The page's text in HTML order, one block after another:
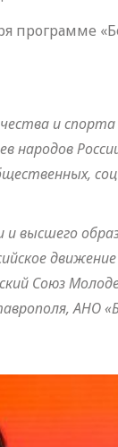
программе
и
высшего
Союз
АНО